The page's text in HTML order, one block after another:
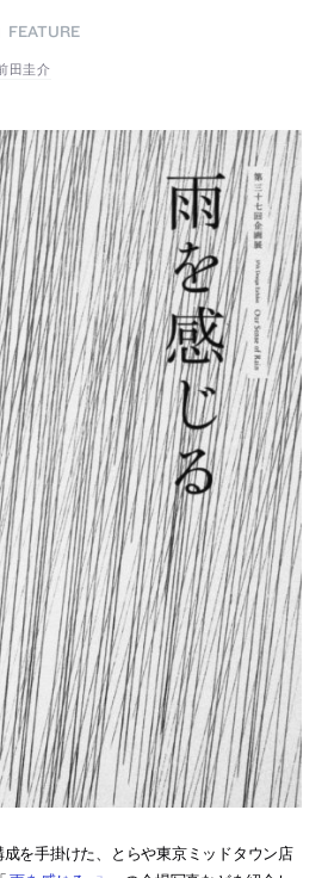
FEATURE
田圭介
を手掛けた、とらや東京ミッドタウン店